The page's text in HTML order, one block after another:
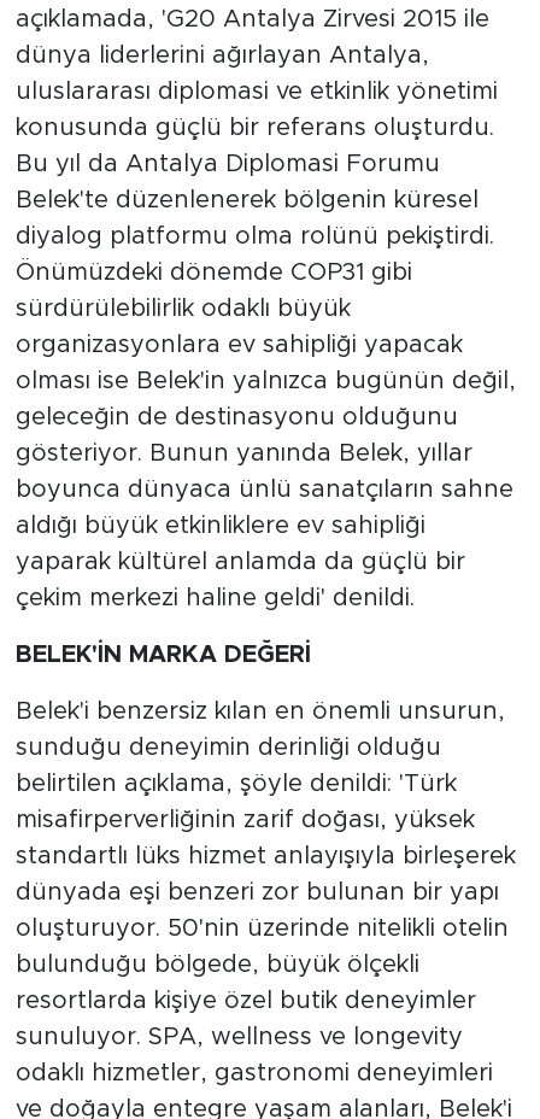
açıklamada, 'G20 Antalya Zirvesi 2015 ile
dünya liderlerini ağırlayan Antalya,
uluslararası diplomasi ve etkinlik yönetimi
konusunda güçlü bir referans oluşturdu.
Bu yıl da Antalya Diplomasi Forumu
Belek'te düzenlenerek bölgenin küresel
diyalog platformu olma rolünü pekiştirdi.
Önümüzdeki dönemde COP31 gibi
sürdürülebilirlik odaklı büyük
organizasyonlara ev sahipliği yapacak
olması ise Belek'in yalnızca bugünün değil,
geleceğin de destinasyonu olduğunu
gösteriyor. Bunun yanında Belek, yıllar
boyunca dünyaca ünlü sanatçıların sahne
aldığı büyük etkinliklere ev sahipliği
yaparak kültürel anlamda da güçlü bir
çekim merkezi haline geldi' denildi.
BELEK'İN MARKA DEĞERİ
Belek'i benzersiz kılan en önemli unsurun,
sunduğu deneyimin derinliği olduğu
belirtilen açıklama, şöyle denildi: 'Türk
misafirperverliğinin zarif doğası, yüksek
standartlı lüks hizmet anlayışıyla birleşerek
dünyada eşi benzeri zor bulunan bir yapı
oluşturuyor. 50'nin üzerinde nitelikli otelin
bulunduğu bölgede, büyük ölçekli
resortlarda kişiye özel butik deneyimler
sunuluyor. SPA, wellness ve longevity
odaklı hizmetler, gastronomi deneyimleri
ve doğayla entegre yaşam alanları, Belek'i